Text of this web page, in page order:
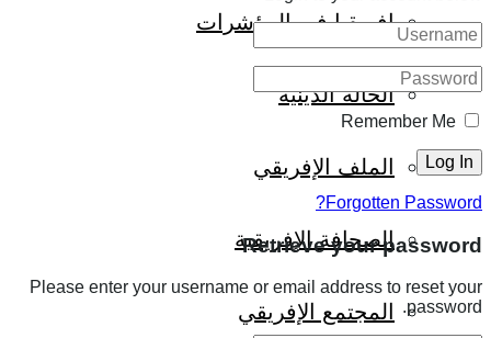
إفريقيا في المؤشرات
الحالة الدينية
الملف الإفريقي
الصحافة الإفريقية
المجتمع الإفريقي
Remember Me
Forgotten Password?
Retrieve your password
Please enter your username or email address to reset your
password.